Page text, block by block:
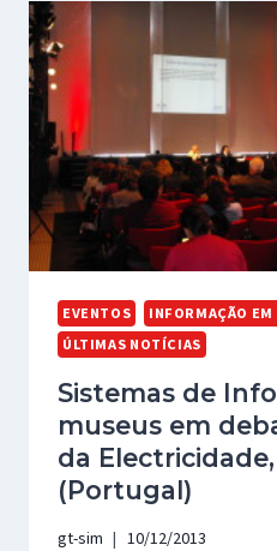
EVENTOS
INFORMAÇÃO EM
ÚLTIMAS NOTÍCIAS
Sistemas de
museus em
da
(Portugal)
gt-sim 10/12/2013